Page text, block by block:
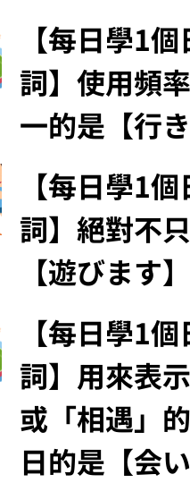
【每日學1
詞】使用頻
一的是【行き
【每日學1
詞】絕對不
【遊びます】
【每日學1
詞】用來表
或「相遇」
日的是【会い